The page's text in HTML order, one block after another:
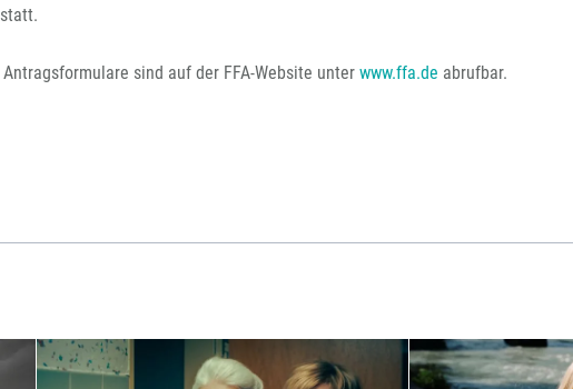
statt.
sind auf der FFA-Website unter www.ffa.de abrufbar.